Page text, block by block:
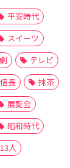
平安時代
スイーツ
テレビ
長
抹茶
展覧会
昭和時代
人